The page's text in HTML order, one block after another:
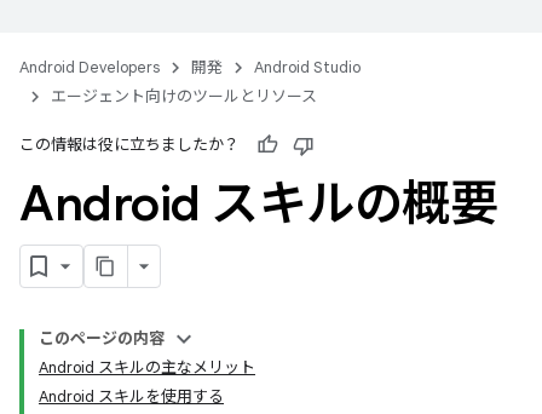
Android Developers 開発
Android Studio
エージェント向けのツールとリソース
この情報は役に立ちましたか？
Android スキルの概要
このページの内容
Android スキルの主なメリット
Android スキルを使用する